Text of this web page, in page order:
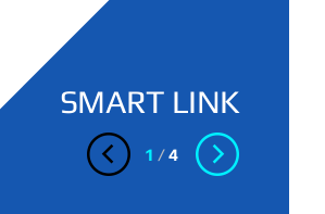
SMART LINK
시설불편신청
(제1기숙사)
시설불편신청
(제2,3기숙사)
2 /4